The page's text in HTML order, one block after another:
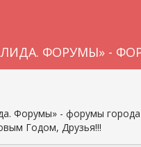
ЛИДА. ФОРУМЫ» -
Форумы» - форумы
Годом, Друзья!!!